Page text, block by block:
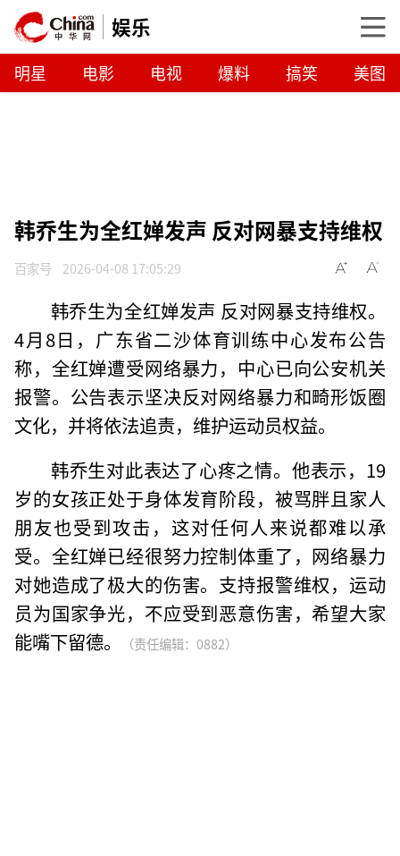
娱乐
明星 电影 电视 爆料 搞笑 美图
韩乔生为全红婵发声 反对网暴支持维权
百家号 2026-04-08 17:05:29
韩乔生为全红婵发声 反对网暴支持维权。
4月8日，广东省二沙体育训练中心发布公告
称，全红婵遭受网络暴力，中心已向公安机关
报警。公告表示坚决反对网络暴力和畸形饭圈
文化，并将依法追责，维护运动员权益。
韩乔生对此表达了心疼之情。他表示，19
岁的女孩正处于身体发育阶段，被骂胖且家人
朋友也受到攻击，这对任何人来说都难以承
受。全红婵已经很努力控制体重了，网络暴力
对她造成了极大的伤害。支持报警维权，运动
员为国家争光，不应受到恶意伤害，希望大家
能嘴下留德。
（责任编辑：0882）